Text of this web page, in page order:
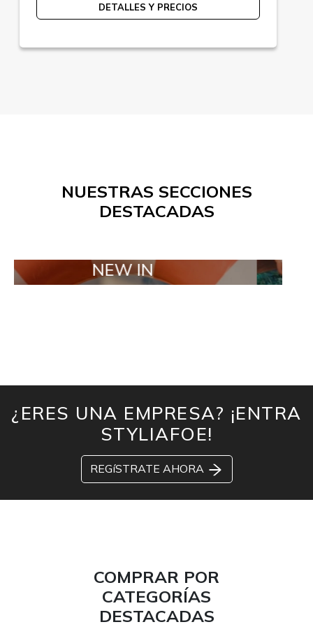
DETALLES Y PRECIOS
NUESTRAS SECCIONES
DESTACADAS
NEW IN TAILOR
¿ERES UNA EMPRESA? ¡ENTRA
STYLIAFOE!
REGíSTRATE AHORA
COMPRAR POR
CATEGORÍAS
DESTACADAS